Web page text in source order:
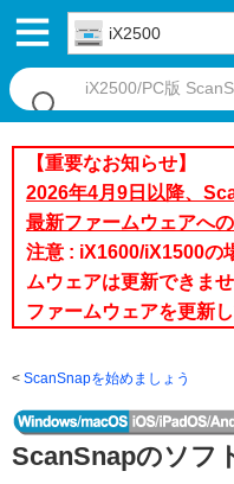
iX2500
【重要なお知らせ】
2026年4月9日以降、
最新ファームウェアへ
注意 : iX1600/iX1500の
ムウェアは更新できま
ファームウェアを更新し
ScanSnapを始めましょう
ScanSnapのソフ